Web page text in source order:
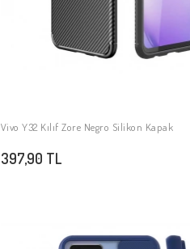
SEPETE EKLE
Vivo Y32 Kılıf Zore Negro Silikon Kapak
397,90 TL